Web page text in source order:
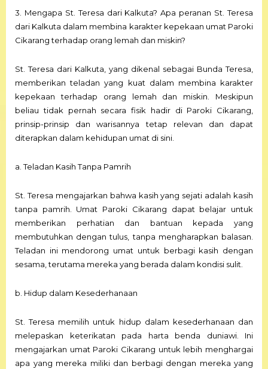
3. Mengapa St. Teresa dari Kalkuta? Apa peranan St. Teresa
dari Kalkuta dalam membina karakter kepekaan umat Paroki
Cikarang terhadap orang lemah dan miskin?
St. Teresa dari Kalkuta, yang dikenal sebagai Bunda Teresa,
memberikan teladan yang kuat dalam membina karakter
kepekaan terhadap orang lemah dan miskin. Meskipun
beliau tidak pernah secara fisik hadir di Paroki Cikarang,
prinsip-prinsip dan warisannya tetap relevan dan dapat
diterapkan dalam kehidupan umat di sini.
a. Teladan Kasih Tanpa Pamrih
St. Teresa mengajarkan bahwa kasih yang sejati adalah kasih
tanpa pamrih. Umat Paroki Cikarang dapat belajar untuk
memberikan perhatian dan bantuan kepada yang
membutuhkan dengan tulus, tanpa mengharapkan balasan.
Teladan ini mendorong umat untuk berbagi kasih dengan
sesama, terutama mereka yang berada dalam kondisi sulit.
b. Hidup dalam Kesederhanaan
St. Teresa memilih untuk hidup dalam kesederhanaan dan
melepaskan keterikatan pada harta benda duniawi. Ini
mengajarkan umat Paroki Cikarang untuk lebih menghargai
apa yang mereka miliki dan berbagi dengan mereka yang